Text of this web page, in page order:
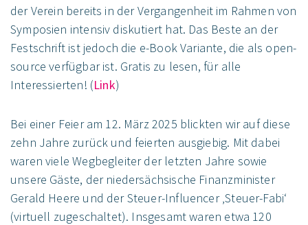
der Verein bereits in der Vergangenheit im Rahmen von
Symposien intensiv diskutiert hat. Das Beste an der
Festschrift ist jedoch die e-Book Variante, die als open-
source verfügbar ist. Gratis zu lesen, für alle
Interessierten! (Link)
Bei einer Feier am 12. März 2025 blickten wir auf diese
zehn Jahre zurück und feierten ausgiebig. Mit dabei
waren viele Wegbegleiter der letzten Jahre sowie
unsere Gäste, der niedersächsische Finanzminister
Gerald Heere und der Steuer-Influencer ‚Steuer-Fabi‘
(virtuell zugeschaltet). Insgesamt waren etwa 120